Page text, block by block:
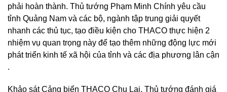
phải hoàn thành. Thủ tướng Phạm Minh Chính yêu cầu
tỉnh Quảng Nam và các bộ, ngành tập trung giải quyết
nhanh các thủ tục, tạo điều kiện cho THACO thực hiện 2
nhiệm vụ quan trọng này để tạo thêm những động lực mới
phát triển kinh tế xã hội của tỉnh và các địa phương lân cận
.
Khảo sát Cảng biển THACO Chu Lai, Thủ tướng đánh giá